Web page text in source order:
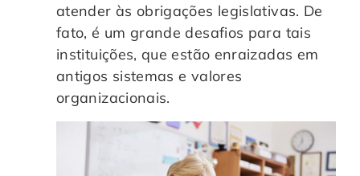
atender às obrigações legislativas. De
fato, é um grande desafios para tais
instituições, que estão enraizadas em
antigos sistemas e valores
organizacionais.